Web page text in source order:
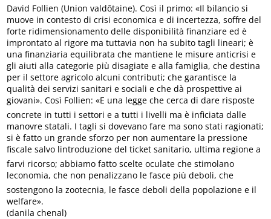
David Follien (Union valdôtaine). Così il primo: «Il bilancio si
muove in contesto di crisi economica e di incertezza, soffre del
forte ridimensionamento delle disponibilità finanziare ed è
improntato al rigore ma tuttavia non ha subito tagli lineari; è
una finanziaria equilibrata che mantiene le misure anticrisi e
gli aiuti alla categorie più disagiate e alla famiglia, che destina
per il settore agricolo alcuni contributi; che garantisce la
qualità dei servizi sanitari e sociali e che dà prospettive ai
giovani». Così Follien: «E una legge che cerca di dare risposte
concrete in tutti i settori e a tutti i livelli ma è inficiata dalle
manovre statali. I tagli si dovevano fare ma sono stati ragionati;
si è fatto un grande sforzo per non aumentare la pressione
fiscale salvo lintroduzione del ticket sanitario, ultima regione a
farvi ricorso; abbiamo fatto scelte oculate che stimolano
leconomia, che non penalizzano le fasce più deboli, che
sostengono la zootecnia, le fasce deboli della popolazione e il
welfare».
(danila chenal)